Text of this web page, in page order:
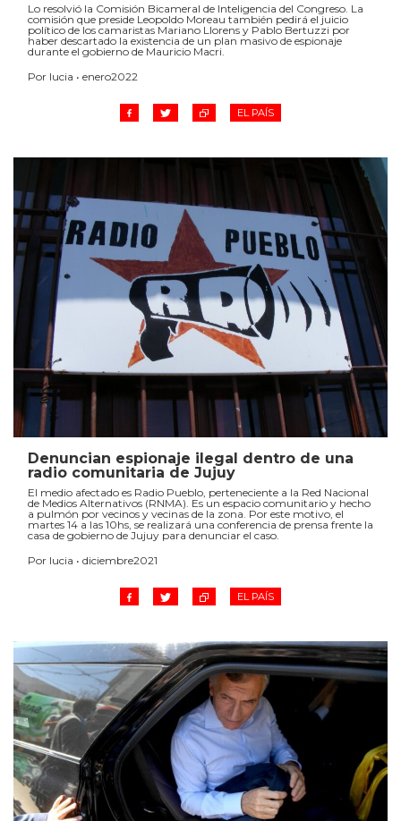
Lo resolvió la Comisión Bicameral de Inteligencia del Congreso. La
comisión que preside Leopoldo Moreau también pedirá el juicio
político de los camaristas Mariano Llorens y Pablo Bertuzzi por
haber descartado la existencia de un plan masivo de espionaje
durante el gobierno de Mauricio Macri.
Por lucia • enero2022
EL PAÍS
Denuncian espionaje ilegal dentro de una
radio comunitaria de Jujuy
El medio afectado es Radio Pueblo, perteneciente a la Red Nacional
de Medios Alternativos (RNMA). Es un espacio comunitario y hecho
a pulmón por vecinos y vecinas de la zona. Por este motivo, el
martes 14 a las 10hs, se realizará una conferencia de prensa frente la
casa de gobierno de Jujuy para denunciar el caso.
Por lucia • diciembre2021
EL PAÍS